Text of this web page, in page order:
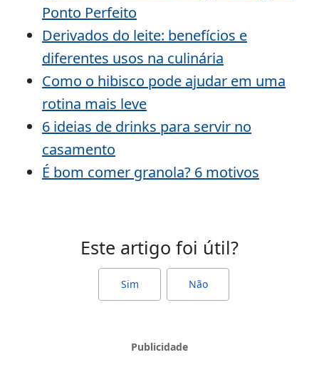
Ponto Perfeito
Derivados do leite: benefícios e
diferentes usos na culinária
Como o hibisco pode ajudar em uma
rotina mais leve
6 ideias de drinks para servir no
casamento
É bom comer granola? 6 motivos
Este artigo foi útil?
Sim Não